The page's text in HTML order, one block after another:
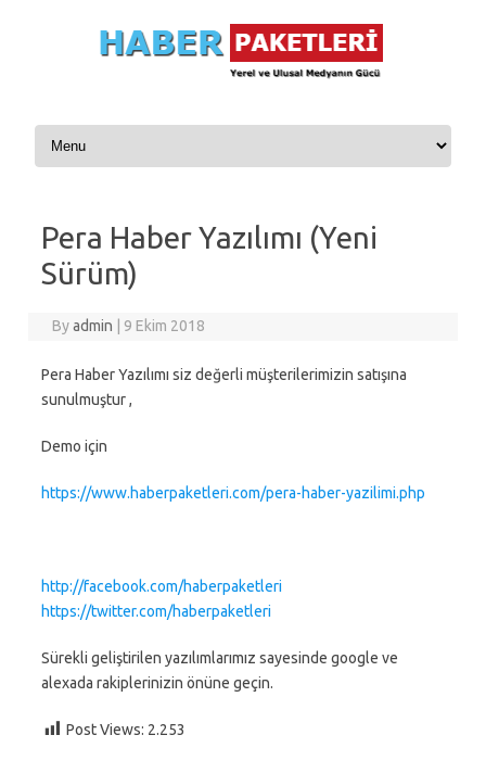
Skip to content
Pera Haber Yazılımı (Yeni
Sürüm)
Byadmin 9 Ekim 2018
Pera Haber Yazılımı siz değerli müşterilerimizin satışına
sunulmuştur ,
Demo için
https://www.haberpaketleri.com/pera-haber-yazilimi.php
http://facebook.com/haberpaketleri
https://twitter.com/haberpaketleri
Sürekli geliştirilen yazılımlarımız sayesinde google ve
alexada rakiplerinizin önüne geçin.
Post Views: 2.253